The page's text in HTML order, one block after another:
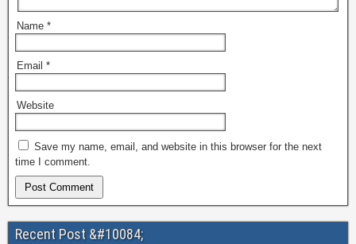
Name *
Email *
Website
Save my name, email, and website in this browser for the next
time I comment.
Recent Post &#10084;